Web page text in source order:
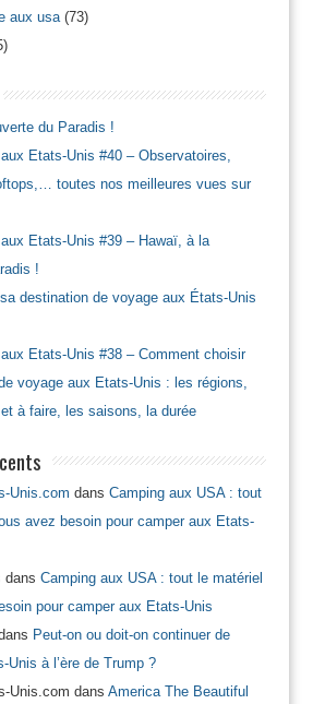
aux usa(73)
du Paradis !
Etats-Unis #40 – Observatoires,
toutes nos meilleures vues sur
Etats-Unis #39 – Hawaï, à la
!
destination de voyage aux États-Unis
Etats-Unis #38 – Comment choisir
voyage aux Etats-Unis : les régions,
à faire, les saisons, la durée
Unis.com dans Camping aux USA : tout
avez besoin pour camper aux Etats-
dans Camping aux USA : tout le matériel
pour camper aux Etats-Unis
Peut-on ou doit-on continuer de
Unis à l’ère de Trump ?
Unis.com dans America The Beautiful